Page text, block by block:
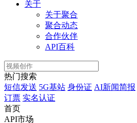
关于
关于聚合
聚合动态
合作伙伴
API百科
热门搜索
短信发送 5G基站 身份证 AI新闻简报
订票 实名认证
首页
API市场